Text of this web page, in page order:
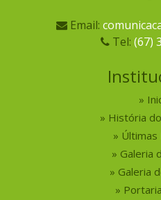
Email:
Tel: (67)
História
Últimas
Galeria
Galeria